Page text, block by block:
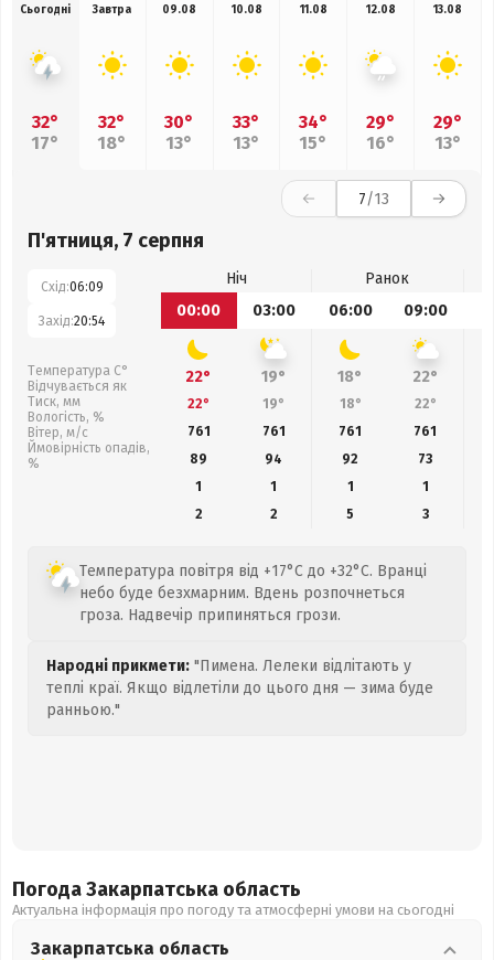
Сьогодні
32°
17°
Завтра
32°
18°
09.08
30°
13°
10.08
33°
13°
11.08
34°
15°
12.08
29°
16°
13.08
29°
13°
7/13
П'ятниця, 7 серпня
Схід:06:09
Захід:20:54
Температура С°
Відчувається як
Тиск, мм
Вологість, %
Вітер, м/с
Ймовірність опадів,
%
Ніч
Ранок
00:00
03:00 06:00 09:00
22° 19° 18° 22°
22° 19° 18° 22°
761
761 761 761
89
94 92
73
1
1 1
1
2
2 5 3
Температура повітря від +17°C до +32°C. Вранці
небо буде безхмарним. Вдень розпочнеться
гроза. Надвечір припиняться грози.
Народні прикмети: "Пимена. Лелеки відлітають у
теплі краї. Якщо відлетіли до цього дня — зима буде
ранньою."
Погода Закарпатська область
Актуальна інформація про погоду та атмосферні умови на сьогодні
Закарпатська область